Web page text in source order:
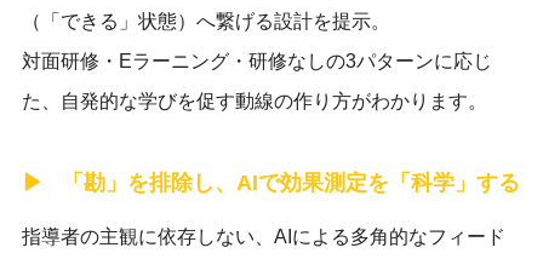
（「できる」状態）へ繋げる設計を提示。
対面研修・Eラーニング・研修なしの3パターンに応じ
た、自発的な学びを促す動線の作り方がわかります。
「勘」を排除し、AIで効果測定を「科学」する
指導者の主観に依存しない、AIによる多角的なフィード